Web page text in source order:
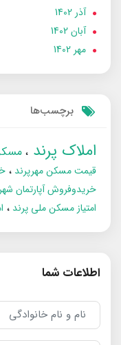
آذر 1402
آبان 1402
مهر 1402
برچسب‌ها
املاک پرند
قیمت مسکن مهرپرند
خریدوفروش آپارتمان
امتیاز مسکن ملی پرند
اطلاعات شما